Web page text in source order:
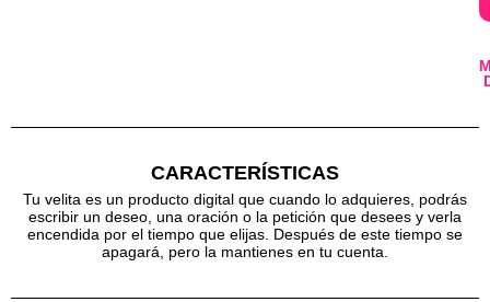
CARACTERÍSTICAS
Tu velita es un producto digital que cuando lo adquieres, podrás
escribir un deseo, una oración o la petición que desees y verla
encendida por el tiempo que elijas. Después de este tiempo se
apagará, pero la mantienes en tu cuenta.